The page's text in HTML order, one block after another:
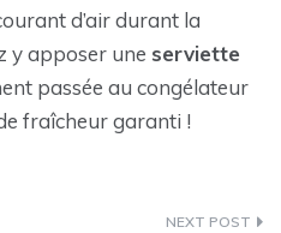
d’air durant la
y apposer une serviette
passée au congélateur
fraîcheur garanti !